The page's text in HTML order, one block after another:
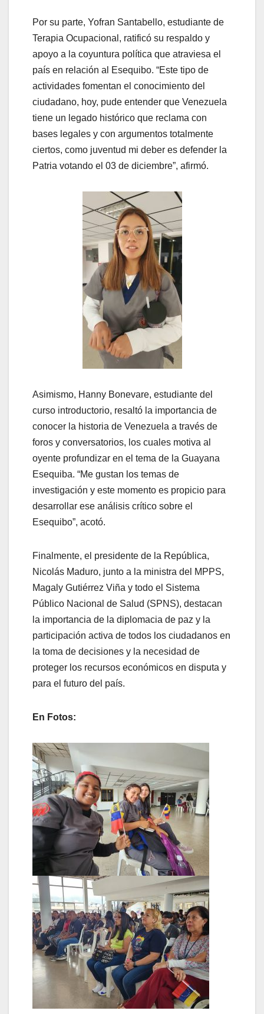
Por su parte, Yofran Santabello, estudiante de
Terapia Ocupacional, ratificó su respaldo y
apoyo a la coyuntura política que atraviesa el
país en relación al Esequibo. “Este tipo de
actividades fomentan el conocimiento del
ciudadano, hoy, pude entender que Venezuela
tiene un legado histórico que reclama con
bases legales y con argumentos totalmente
ciertos, como juventud mi deber es defender la
Patria votando el 03 de diciembre”, afirmó.
Asimismo, Hanny Bonevare, estudiante del
curso introductorio, resaltó la importancia de
conocer la historia de Venezuela a través de
foros y conversatorios, los cuales motiva al
oyente profundizar en el tema de la Guayana
Esequiba. “Me gustan los temas de
investigación y este momento es propicio para
desarrollar ese análisis crítico sobre el
Esequibo”, acotó.
Finalmente, el presidente de la República,
Nicolás Maduro, junto a la ministra del MPPS,
Magaly Gutiérrez Viña y todo el Sistema
Público Nacional de Salud (SPNS), destacan
la importancia de la diplomacia de paz y la
participación activa de todos los ciudadanos en
la toma de decisiones y la necesidad de
proteger los recursos económicos en disputa y
para el futuro del país.
En Fotos: